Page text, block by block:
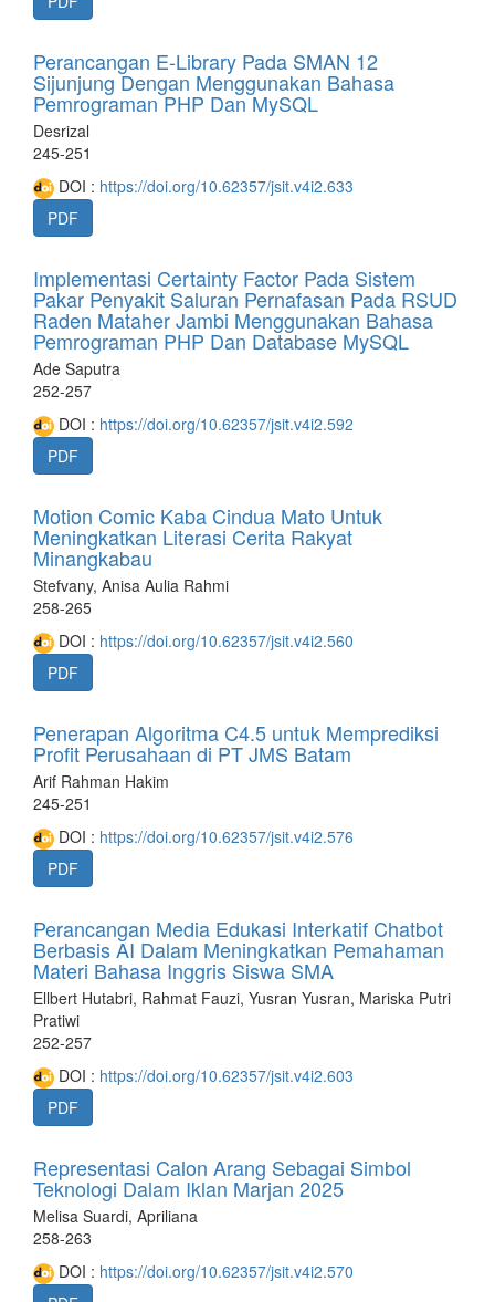
Perancangan E-Library Pada SMAN 12
Sijunjung Dengan Menggunakan Bahasa
Pemrograman PHP Dan MySQL
Desrizal
245-251
DOI : https://doi.org/10.62357/jsit.v4i2.633
PDF
Implementasi Certainty Factor Pada Sistem
Pakar Penyakit Saluran Pernafasan Pada RSUD
Raden Mataher Jambi Menggunakan Bahasa
Pemrograman PHP Dan Database MySQL
Ade Saputra
252-257
DOI : https://doi.org/10.62357/jsit.v4i2.592
PDF
Motion Comic Kaba Cindua Mato Untuk
Meningkatkan Literasi Cerita Rakyat
Minangkabau
Stefvany, Anisa Aulia Rahmi
258-265
DOI : https://doi.org/10.62357/jsit.v4i2.560
PDF
Penerapan Algoritma C4.5 untuk Memprediksi
Profit Perusahaan di PT JMS Batam
Arif Rahman Hakim
245-251
DOI : https://doi.org/10.62357/jsit.v4i2.576
PDF
Perancangan Media Edukasi Interkatif Chatbot
Berbasis AI Dalam Meningkatkan Pemahaman
Materi Bahasa Inggris Siswa SMA
Ellbert Hutabri, Rahmat Fauzi, Yusran Yusran, Mariska Putri
Pratiwi
252-257
DOI : https://doi.org/10.62357/jsit.v4i2.603
PDF
Representasi Calon Arang Sebagai Simbol
Teknologi Dalam Iklan Marjan 2025
Melisa Suardi, Apriliana
258-263
DOI : https://doi.org/10.62357/jsit.v4i2.570